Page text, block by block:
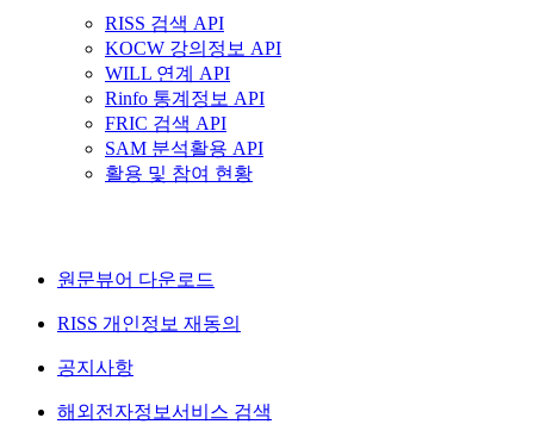
RISS 검색 API
KOCW 강의정보 API
WILL 연계 API
Rinfo 통계정보 API
FRIC 검색 API
SAM 분석활용 API
활용 및 참여 현황
원문뷰어 다운로드
RISS 개인정보 재동의
공지사항
해외전자정보서비스 검색